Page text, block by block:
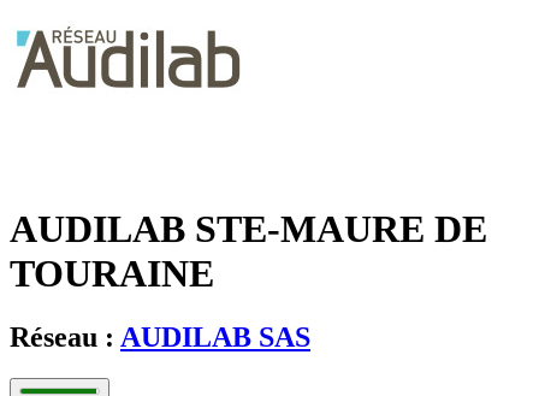
AUDILAB STE-MAURE DE
TOURAINE
Réseau : AUDILAB SAS